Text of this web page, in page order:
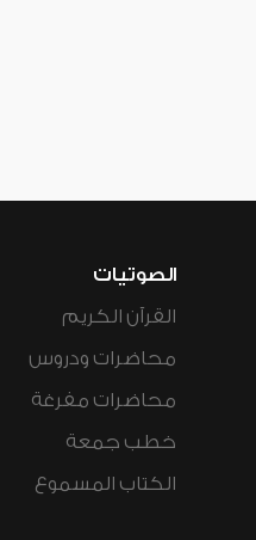
الصوتيات
القرآن الكريم
محاضرات ودروس
محاضرات مفرغة
خطب جمعة
الكتاب المسموع